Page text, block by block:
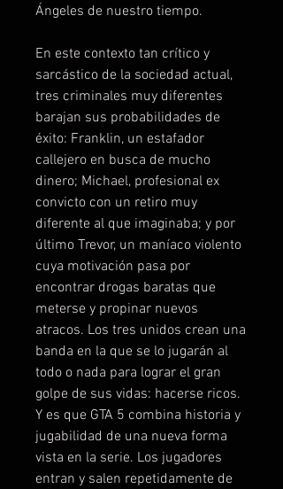
Ángeles de nuestro tiempo.
En este contexto tan crítico y
sarcástico de la sociedad actual,
tres criminales muy diferentes
barajan sus probabilidades de
éxito: Franklin, un estafador
callejero en busca de mucho
dinero; Michael, profesional ex
convicto con un retiro muy
diferente al que imaginaba; y por
último Trevor, un maníaco violento
cuya motivación pasa por
encontrar drogas baratas que
meterse y propinar nuevos
atracos. Los tres unidos crean una
banda en la que se lo jugarán al
todo o nada para lograr el gran
golpe de sus vidas: hacerse ricos.
Y es que GTA 5 combina historia y
jugabilidad de una nueva forma
vista en la serie. Los jugadores
entran y salen repetidamente de